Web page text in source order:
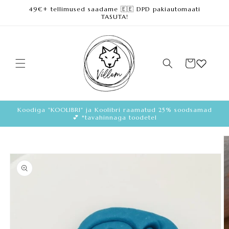
Loe lisa
49€+ tellimused saadame 🇪🇪 DPD pakiautomaati
TASUTA!
Ostukorv
Koodiga "KOOLIBRI" ja Koolibri raamatud 25% soodsamad
💕 *tavahinnaga toodetel
kohta